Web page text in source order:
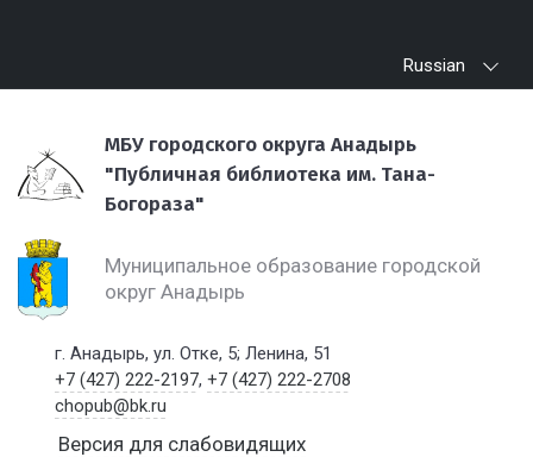
Russian
МБУ городского округа Анадырь
"Публичная библиотека им. Тана-
Богораза"
Муниципальное образование городской
округ Анадырь
г. Анадырь, ул. Отке, 5; Ленина, 51
+7 (427) 222-2197,+7 (427) 222-2708
chopub@bk.ru
Версия для слабовидящих